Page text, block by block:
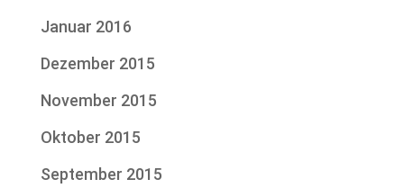
Januar 2016
Dezember 2015
November 2015
Oktober 2015
September 2015